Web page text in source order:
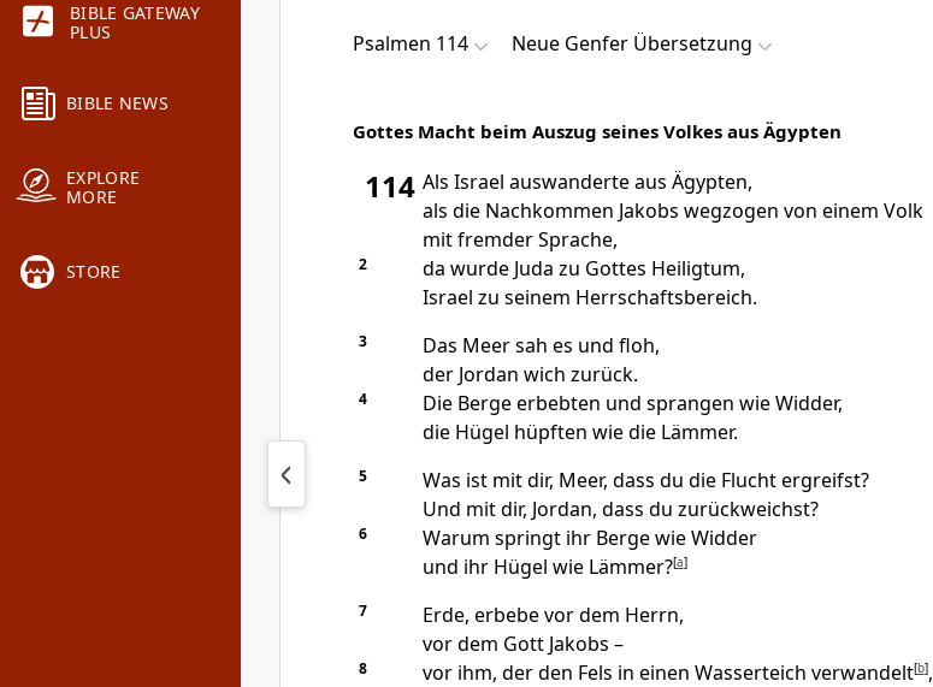
BIBLE GATEWAY
PLUS
BIBLE NEWS
EXPLORE
MORE
STORE
Psalmen 114 Neue Genfer Übersetzung
Gottes Macht beim Auszug seines Volkes aus Ägypten
114 Als Israel auswanderte aus Ägypten,
als die Nachkommen Jakobs wegzogen von einem Volk
mit fremder Sprache,
2
da wurde Juda zu Gottes Heiligtum,
Israel zu seinem Herrschaftsbereich.
3
Das Meer sah es und floh,
der Jordan wich zurück.
4
Die Berge erbebten und sprangen wie Widder,
die Hügel hüpften wie die Lämmer.
5
Was ist mit dir, Meer, dass du die Flucht ergreifst?
Und mit dir, Jordan, dass du zurückweichst?
6
Warum springt ihr Berge wie Widder
und ihr Hügel wie Lämmer?[a]
7
Erde, erbebe vor dem Herrn,
vor dem Gott Jakobs –
8 vor ihm, der den Fels in einen Wasserteich verwandelt[b],